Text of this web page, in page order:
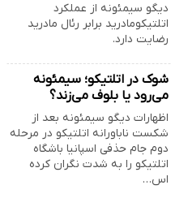
دیگو سیمئونه از عملکرد
اتلتیکومادرید برابر رئال مادرید
رضایت دارد.
شوک در اتلتیکو؛ سیمئونه
می‌رود یا بلوف می‌زند؟
اظهارات دیگو سیمئونه بعد از
شکست ناباورانه اتلتیکو در مرحله
دوم جام حذفی اسپانیا باشگاه
اتلتیکو را به شدت نگران کرده
اس…